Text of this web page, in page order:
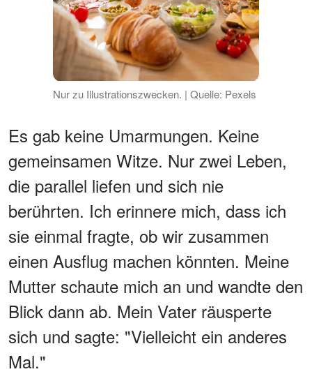
Nur zu Illustrationszwecken. | Quelle: Pexels
Es gab keine Umarmungen. Keine
gemeinsamen Witze. Nur zwei Leben,
die parallel liefen und sich nie
berührten. Ich erinnere mich, dass ich
sie einmal fragte, ob wir zusammen
einen Ausflug machen könnten. Meine
Mutter schaute mich an und wandte den
Blick dann ab. Mein Vater räusperte
sich und sagte: "Vielleicht ein anderes
Mal."